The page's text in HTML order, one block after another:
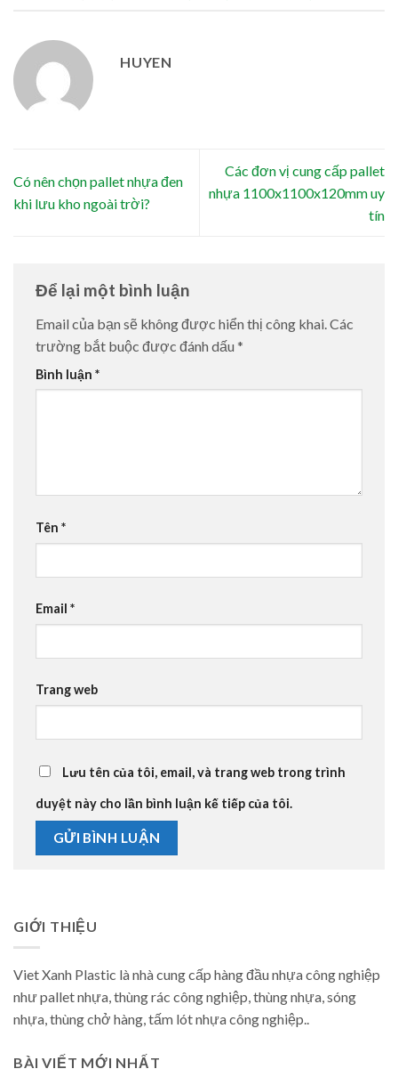
HUYEN
Có nên chọn pallet nhựa đen
khi lưu kho ngoài trời?
Các đơn vị cung cấp pallet
nhựa 1100x1100x120mm uy
tín
Để lại một bình luận
Email của bạn sẽ không được hiển thị công khai. Các
trường bắt buộc được đánh dấu *
Bình luận *
Tên *
Email *
Trang web
Lưu tên của tôi, email, và trang web trong trình
duyệt này cho lần bình luận kế tiếp của tôi.
GIỚI THIỆU
Viet Xanh Plastic là nhà cung cấp hàng đầu nhựa công nghiệp
như pallet nhựa, thùng rác công nghiệp, thùng nhựa, sóng
nhựa, thùng chở hàng, tấm lót nhựa công nghiệp..
BÀI VIẾT MỚI NHẤT